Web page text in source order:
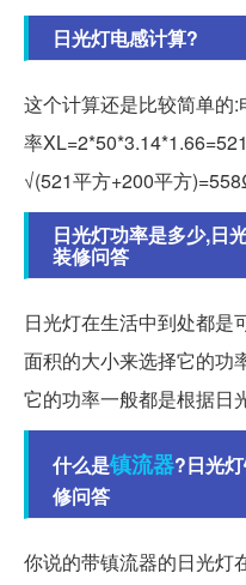
日光灯电感计算?
这个计算还是比较简单的
率
√(521平方+200平方
日光灯功率是多少,日
装修问答
日光灯在生活中到处都是
面积的大小来选择它的功
它的功率一般都是根据日
什么是镇流器?日光
修问答
你说的带镇流器的日光灯